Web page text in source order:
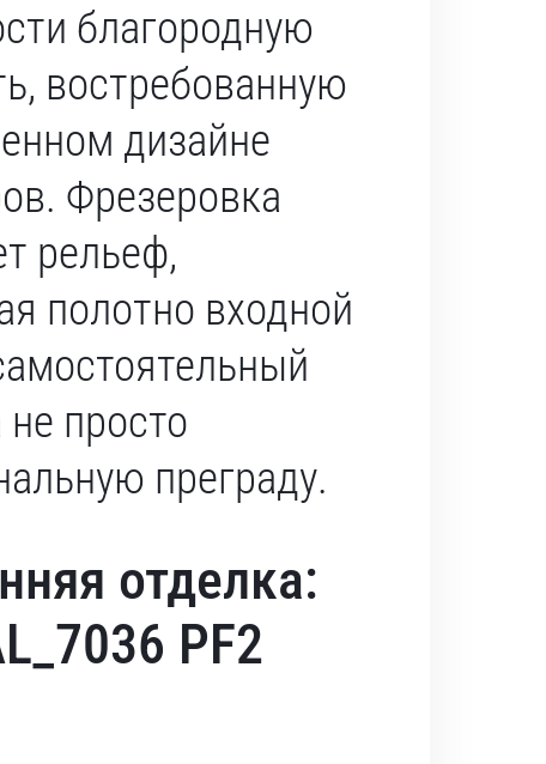
благородную
востребованную
дизайне
Фрезеровка
рельеф,
полотно входной
просто
преграду.
отделка:
PF2